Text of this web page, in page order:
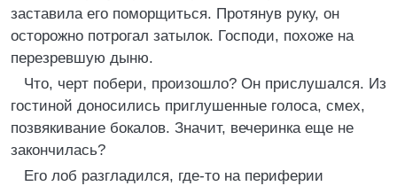
заставила его поморщиться. Протянув руку, он
осторожно потрогал затылок. Господи, похоже на
перезревшую дыню.
Что, черт побери, произошло? Он прислушался. Из
гостиной доносились приглушенные голоса, смех,
позвякивание бокалов. Значит, вечеринка еще не
закончилась?
Его лоб разгладился, где-то на периферии